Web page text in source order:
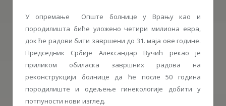
У опремање Опште болнице у Врању као и
породилишта биће уложено четири милиона евра,
док ће радови бити завршени до 31. маја ове године.
Председник Србије Александар Вучић рекао је
приликом обиласка завршних радова на
реконструкцији болнице да ће после 50 година
породилиште и одељење гинекологије добити у
потпуности нови изглед.